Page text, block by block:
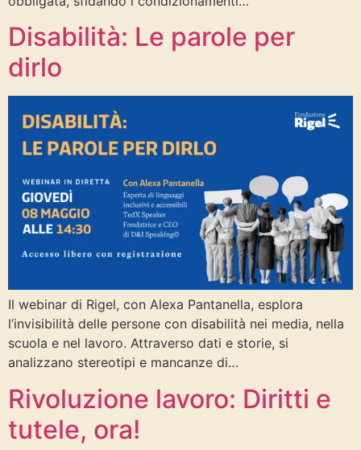
Disabilità: Le parole per
dirlo
Il webinar di Rigel, con Alexa Pantanella, esplora
l’invisibilità delle persone con disabilità nei media, nella
scuola e nel lavoro. Attraverso dati e storie, si
analizzano stereotipi e mancanze di…
Rivoluzione lavoro: Diritti e
tutele, ora!